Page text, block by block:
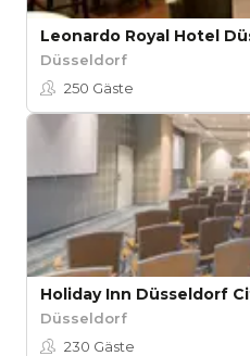
Leonardo Royal Hotel
Düsseldorf
250 Gäste
Holiday Inn Düsseldorf
Düsseldorf
230 Gäste